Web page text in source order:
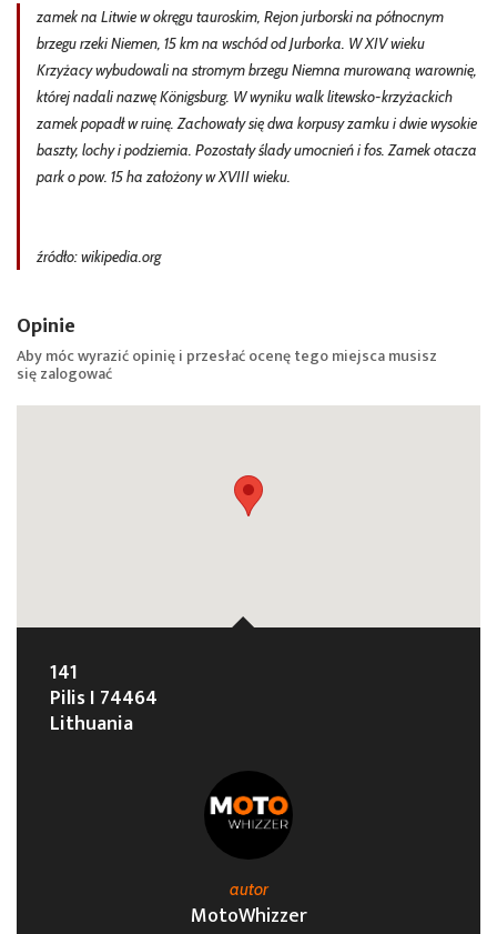
zamek na Litwie w okręgu tauroskim, Rejon jurborski na północnym
brzegu rzeki Niemen, 15 km na wschód od Jurborka. W XIV wieku
Krzyżacy wybudowali na stromym brzegu Niemna murowaną warownię,
której nadali nazwę Königsburg. W wyniku walk litewsko-krzyżackich
zamek popadł w ruinę. Zachowały się dwa korpusy zamku i dwie wysokie
baszty, lochy i podziemia. Pozostały ślady umocnień i fos. Zamek otacza
park o pow. 15 ha założony w XVIII wieku.
źródło: wikipedia.org
Opinie
Aby móc wyrazić opinię i przesłać ocenę tego miejsca musisz
sięzalogować
141
Pilis I 74464
Lithuania
autor
MotoWhizzer